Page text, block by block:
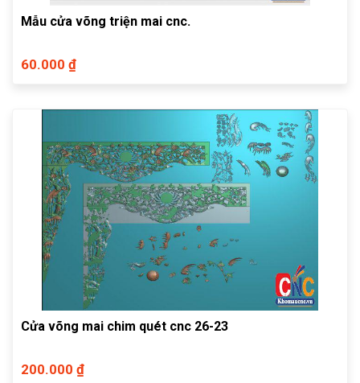
Mẫu cửa võng triện mai cnc.
60.000 ₫
Cửa võng mai chim quét cnc 26-23
200.000 ₫